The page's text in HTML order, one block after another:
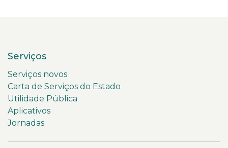
Serviços
Serviços novos
Carta de Serviços do Estado
Utilidade Pública
Aplicativos
Jornadas